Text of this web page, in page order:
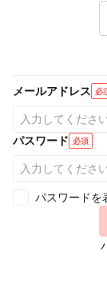
メールアドレス 必
パスワード 必須
パスワードを